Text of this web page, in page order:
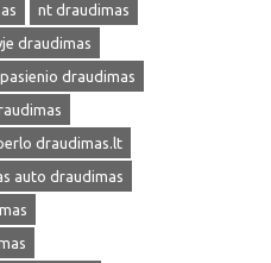
nt draudimas
draudimas
pasienio draudimas
draudimas.lt
auto draudimas